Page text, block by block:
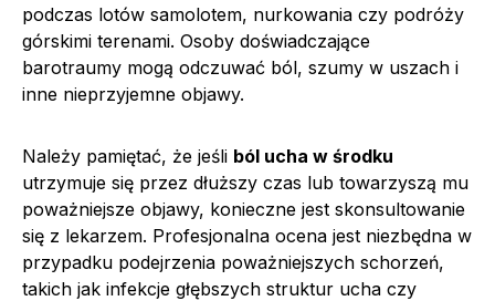
podczas lotów samolotem, nurkowania czy podróży
górskimi terenami. Osoby doświadczające
barotraumy mogą odczuwać ból, szumy w uszach i
inne nieprzyjemne objawy.
Należy pamiętać, że jeśli ból ucha w środku
utrzymuje się przez dłuższy czas lub towarzyszą mu
poważniejsze objawy, konieczne jest skonsultowanie
się z lekarzem. Profesjonalna ocena jest niezbędna w
przypadku podejrzenia poważniejszych schorzeń,
takich jak infekcje głębszych struktur ucha czy